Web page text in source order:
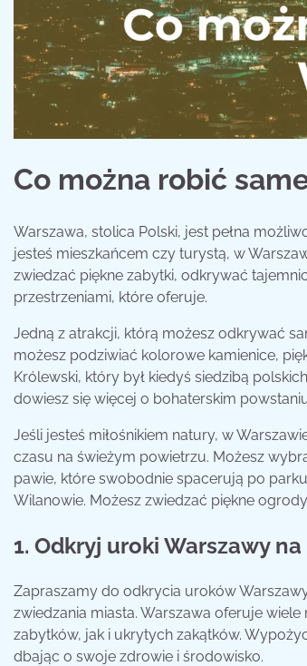
Co można robić
Warszawa, stolica Polski, jest pełna
jesteś mieszkańcem czy turystą, w
zwiedzać piękne zabytki, odkrywać
przestrzeniami, które oferuje.
Jedną z atrakcji, którą możesz odkrywać
możesz podziwiać kolorowe kamienice,
Królewski, który był kiedyś siedzibą
dowiesz się więcej o bohaterskim
Jeśli jesteś miłośnikiem natury, w
czasu na świeżym powietrzu. Możesz
pawie, które swobodnie spacerują po
Wilanowie. Możesz zwiedzać piękne
1. Odkryj uroki Warszawy
Zapraszamy do odkrycia uroków
zwiedzania miasta. Warszawa oferuje
zabytków, jak i ukrytych zakątków.
dbając o swoje zdrowie i środowisko.